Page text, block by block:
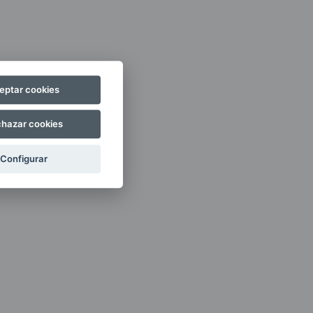
cookies
cookies
Configurar